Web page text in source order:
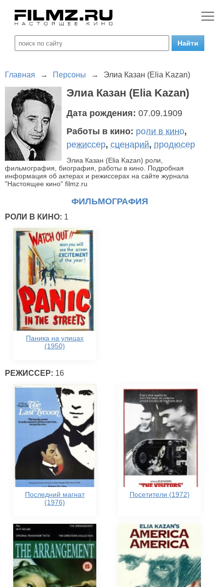
Главная → Персоны → Элиа Казан (Elia Kazan)
Элиа Казан (Elia Kazan)
Дата рождения: 07.09.1909
Работы в кино: роли в кино,
режиссер, сценарий, продюсер
Элиа Казан (Elia Kazan) роли,
фильмография, биография, работы в кино. Подробная
информация об актерах и режиссерах на сайте журнала
"Настоящее кино" filmz.ru
ФИЛЬМОГРАФИЯ
РОЛИ В КИНО: 1
Паника на улицах
(1950)
РЕЖИССЕР: 16
Последний магнат
(1976)
Посетители (1972)